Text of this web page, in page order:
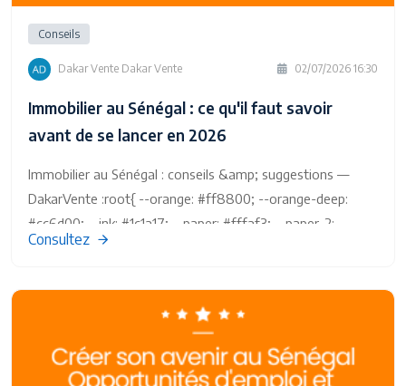
Conseils
Dakar Vente Dakar Vente 02/07/2026 16:30
Immobilier au Sénégal : ce qu'il faut savoir
avant de se lancer en 2026
Immobilier au Sénégal : conseils &amp; suggestions —
DakarVente :root{ --orange: #ff8800; --orange-deep:
#cc6d00; --ink: #1c1a17; --paper: #fffaf3; --paper-2:
#fff1de; --line: #e8d7bd; --grey: #6b625a; --green:
Consultez